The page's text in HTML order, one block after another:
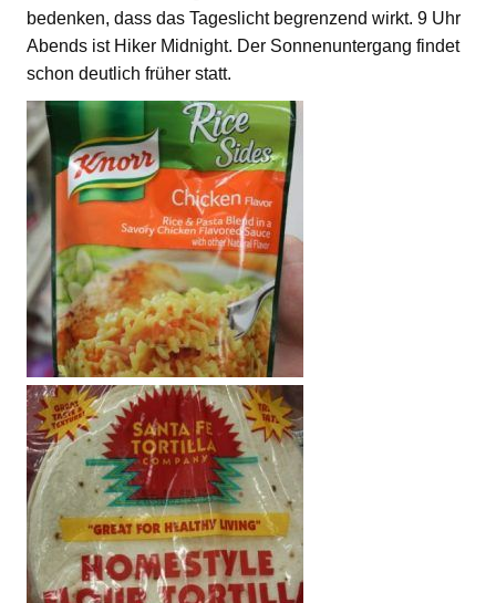
bedenken, dass das Tageslicht begrenzend wirkt. 9 Uhr
Abends ist Hiker Midnight. Der Sonnenuntergang findet
schon deutlich früher statt.